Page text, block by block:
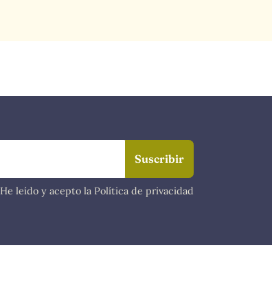
He leído y acepto la Política de privacidad